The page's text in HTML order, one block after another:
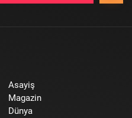
Asayiş
Magazin
Dünya